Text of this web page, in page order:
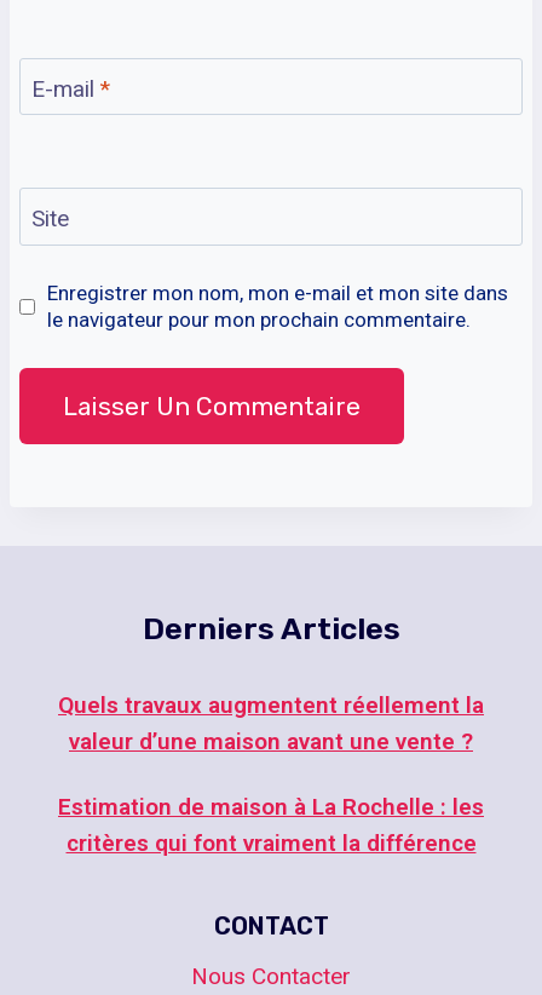
E-mail *
Site
Enregistrer mon nom, mon e-mail et mon site dans
le navigateur pour mon prochain commentaire.
Derniers Articles
Quels travaux augmentent réellement la
valeur d’une maison avant une vente ?
Estimation de maison à La Rochelle : les
critères qui font vraiment la différence
CONTACT
Nous Contacter